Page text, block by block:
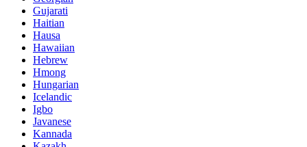
Gujarati
Haitian
Hausa
Hawaiian
Hebrew
Hmong
Hungarian
Icelandic
Igbo
Javanese
Kannada